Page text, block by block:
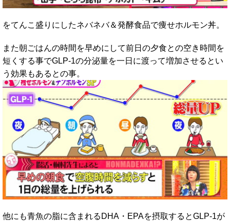
をてんこ盛りにしたネバネバ＆発酵食品で痩せホルモン丼。
また朝ごはんの時間を早めにして前日の夕食との空き時間を
短くする事でGLP-1の分泌量を一日に渡って増加させるとい
う効果もあるとの事。
他にも青魚の脂に含まれるDHA・EPAを摂取するとGLP-1が